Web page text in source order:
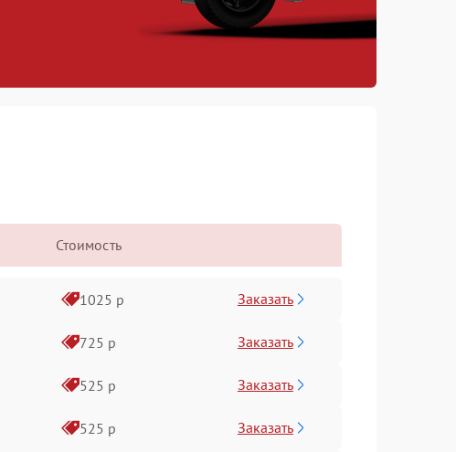
Стоимость
1025 р Заказать
725 р Заказать
525 р Заказать
525 р Заказать